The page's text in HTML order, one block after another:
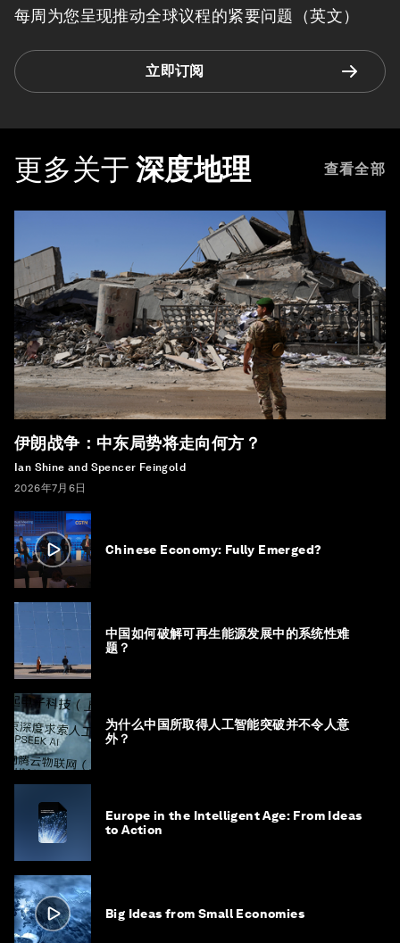
每周为您呈现推动全球议程的紧要问题（英文）
立即订阅
更多关于 深度地理 查看全部
伊朗战争：中东局势将走向何方？
Ian Shine and Spencer Feingold
2026年7月6日
Chinese Economy: Fully Emerged?
中国如何破解可再生能源发展中的系统性难
题？
为什么中国所取得人工智能突破并不令人意
外？
Europe in the Intelligent Age: From Ideas
to Action
Big Ideas from Small Economies